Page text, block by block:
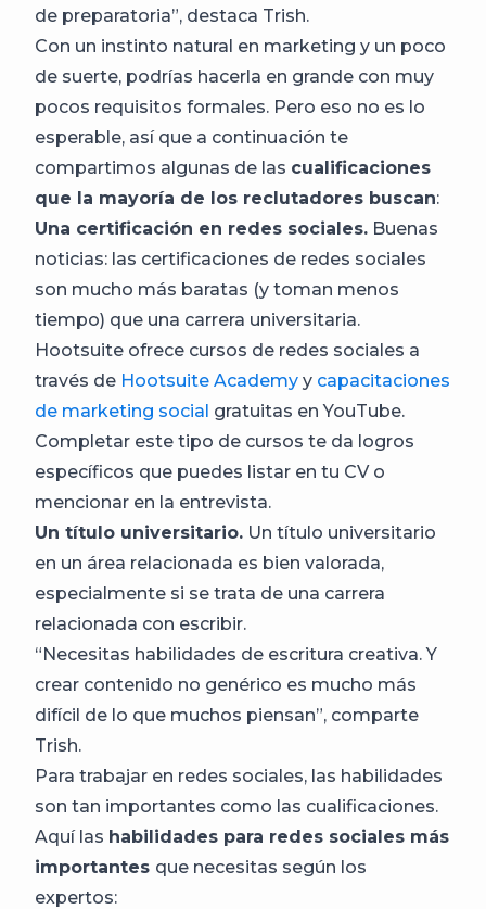
de preparatoria”, destaca Trish.
Con un instinto natural en marketing y un poco
de suerte, podrías hacerla en grande con muy
pocos requisitos formales. Pero eso no es lo
esperable, así que a continuación te
compartimos algunas de las cualificaciones
que la mayoría de los reclutadores buscan:
Una certificación en redes sociales. Buenas
noticias: las certificaciones de redes sociales
son mucho más baratas (y toman menos
tiempo) que una carrera universitaria.
Hootsuite ofrece cursos de redes sociales a
través de Hootsuite Academy y capacitaciones
de marketing social gratuitas en YouTube.
Completar este tipo de cursos te da logros
específicos que puedes listar en tu CV o
mencionar en la entrevista.
Un título universitario. Un título universitario
en un área relacionada es bien valorada,
especialmente si se trata de una carrera
relacionada con escribir.
“Necesitas habilidades de escritura creativa. Y
crear contenido no genérico es mucho más
difícil de lo que muchos piensan”, comparte
Trish.
Para trabajar en redes sociales, las habilidades
son tan importantes como las cualificaciones.
Aquí las habilidades para redes sociales más
importantes que necesitas según los
expertos: